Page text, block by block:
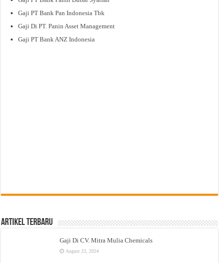
Gaji PT Bank Pan Indonesia Tbk
Gaji Di PT. Panin Asset Management
Gaji PT Bank ANZ Indonesia
Artikel Terbaru
Gaji Di CV. Mitra Mulia Chemicals
August 23, 2024